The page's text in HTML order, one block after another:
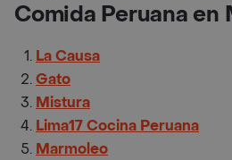
Comida Peruana en
La Causa
Gato
Mistura
Lima17 Cocina Peruana
Marmoleo